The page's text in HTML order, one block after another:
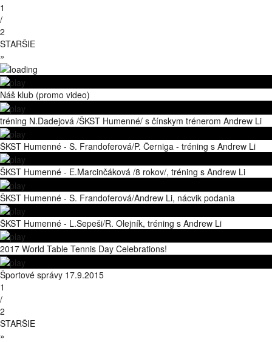
1
/
2
STARŠIE
»
Náš klub (promo video)
tréning N.Dadejová /ŠKST Humenné/ s čínskym trénerom Andrew Li
ŠKST Humenné - S. Frandoferová/P. Černiga - tréning s Andrew Li
ŠKST Humenné - E.Marcinčáková /8 rokov/, tréning s Andrew Li
ŠKST Humenné - S. Frandoferová/Andrew Li, nácvik podania
ŠKST Humenné - L.Sepeši/R. Olejník, tréning s Andrew Li
2017 World Table Tennis Day Celebrations!
Športové správy 17.9.2015
1
/
2
STARŠIE
»